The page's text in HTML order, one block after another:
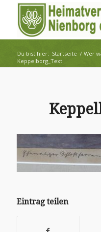
Du bist hier: Startseite / Wer
Keppelborg_Text
Eintrag teilen